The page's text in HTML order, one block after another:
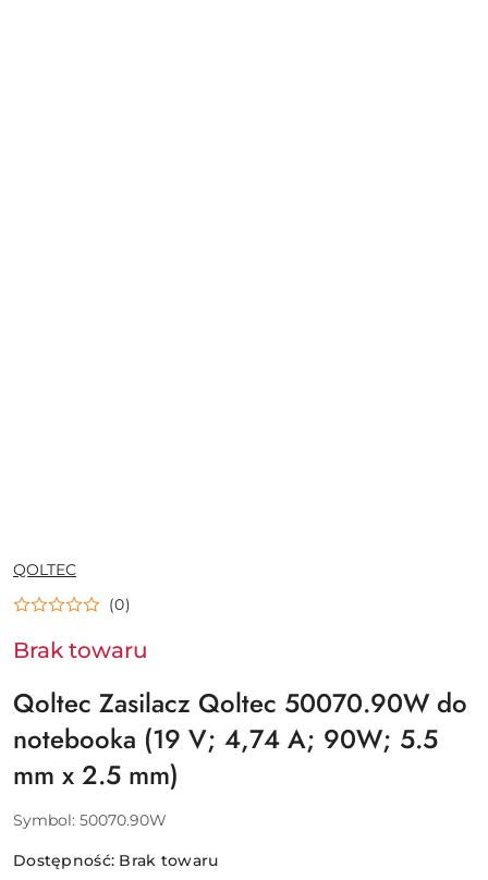
NAZWA
PRODUCENTA:
QOLTEC
(0)
Brak towaru
Qoltec Zasilacz Qoltec 50070.90W do
notebooka (19 V; 4,74 A; 90W; 5.5
mm x 2.5 mm)
Symbol: 50070.90W
Dostępność: Brak towaru